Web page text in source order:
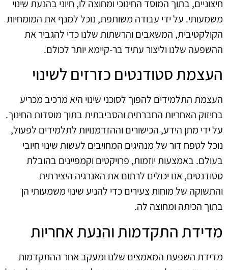
חיצוניים, בתוך המוסד החינוכי ומחוצה לו, חיוני בהנעת שינוי
משמעותי. על ידי עבודה משותפת, נוכל למנף את המומחיות
הקולקטיבית, המשאבים והרשתות שלנו כדי להגביר את
ההשפעה שלנו וליצור עתיד בר-קיימא יותר לכולם.
העצמת סטודנטים כזרזים לשינוי
העצמת התלמידים להפוך לסוכני שינוי היא מרכיב מכריע
בחיזוק האחריות החברתית והסביבתית בתוך מוסדות החינוך.
על ידי מתן הידע, הכישורים וההזדמנויות לתלמידים לפעול,
נוכל לטפח דור של מנהיגים המחויבים לעשות שינוי חיובי
בעולם. באמצעות יוזמות, פרויקטים וקמפיינים בהובלת
סטודנטים, אנו יכולים לרתום את האנרגיה היצירתית
והתשוקה של מוחות צעירים כדי להניע שינוי משמעותי הן
בתוך הכיתה ומחוצה לה.
מדידת התקדמות והנעת אחריות
מדידת השפעת המאמצים שלנו ומעקב אחר ההתקדמות